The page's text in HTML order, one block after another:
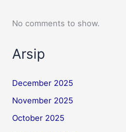
No comments to show.
Arsip
December 2025
November 2025
October 2025